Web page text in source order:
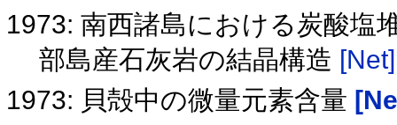
1973: 南西諸島における炭酸塩
部島産石灰岩の結晶構造 [Net]
1973: 貝殻中の微量元素含量